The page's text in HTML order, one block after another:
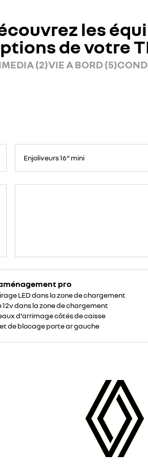
les
de votre
(2)VIE A BORD (5)
Enjoliveurs 16" mini
pro
LED dans la zone de chargement
12v dans la zone de chargement
d'arrimage côtés de caisse
de blocage porte ar gauche